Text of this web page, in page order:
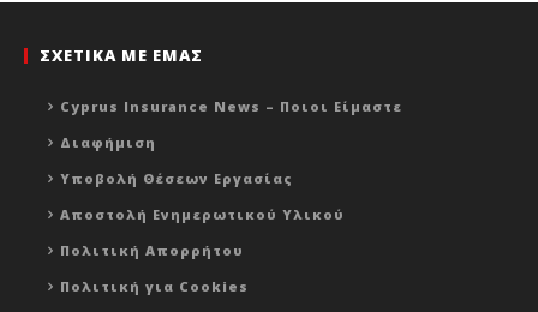
ΣΧΕΤΙΚΑ ΜΕ ΕΜΑΣ
Cyprus Insurance News – Ποιοι Είμαστε
Διαφήμιση
Υποβολή Θέσεων Εργασίας
Αποστολή Ενημερωτικού Υλικού
Πολιτική Απορρήτου
Πολιτική για Cookies